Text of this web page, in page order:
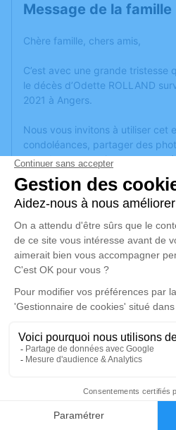
Faire-part
Message de la famille
Chère famille, chers amis,
C’est avec une grande tristesse
le décès d’Odette ROLLAND
2021 à Angers.
Nous vous invitons à utiliser cet
condoléances, partager des
anecdote ou exprimer vos
ou des textes. Cet endroit est
honorer la mémoire d’Odette
Un service de plantation
lundi 18 octobre 2021
Église de Écouflant
1 rue du port